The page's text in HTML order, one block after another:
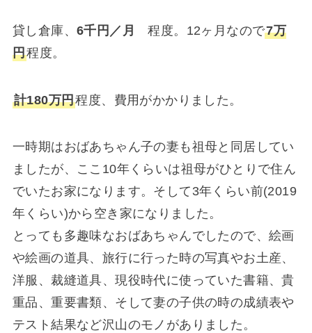
貸し倉庫、 6千円／月 程度。12ヶ月なので7万
円程度。
計180万円程度、費用がかかりました。
一時期はおばあちゃん子の妻も祖母と同居してい
ましたが、ここ10年くらいは祖母がひとりで住ん
でいたお家になります。そして3年くらい前(2019
年くらい)から空き家になりました。
とっても多趣味なおばあちゃんでしたので、絵画
や絵画の道具、旅行に行った時の写真やお土産、
洋服、裁縫道具、現役時代に使っていた書籍、貴
重品、重要書類、そして妻の子供の時の成績表や
テスト結果など沢山のモノがありました。